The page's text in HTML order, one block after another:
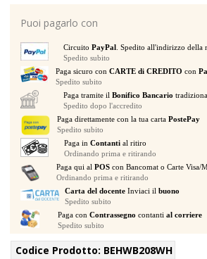
STAFFA
MURO
PER
MONTAGGIO
A
PARETE
CASSA
B208D-
WH
BIANCA
quantità
Puoi pagarlo con
Circuito PayPal . Spedito all'indirizzo della
Spedito subito
Paga sicuro conCARTE di CREDITO con
Spedito subito
Paga tramite il Bonifico Bancario
Spedito dopo l'accredito
Paga direttamente con la tua carta PostePay
Spedito subito
Paga inContanti al ritiro
Ordinando prima e ritirando
Paga qui al POS con Bancomat o Carte Visa/
Ordinando prima e ritirando
Carta del docenteInviaci il buono
Spedito subito
Paga con Contrassegno contanti al corriere
Spedito subito
Codice Prodotto: BEHWB208WH